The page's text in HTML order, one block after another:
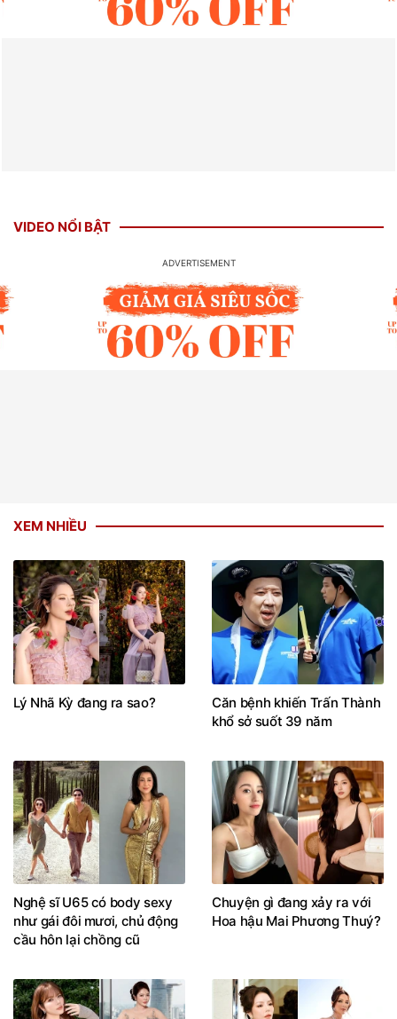
VIDEO NỔI BẬT
XEM NHIỀU
Lý Nhã Kỳ đang ra sao?
Căn bệnh khiến Trấn Thành
khổ sở suốt 39 năm
Nghệ sĩ U65 có body sexy
như gái đôi mươi, chủ động
cầu hôn lại chồng cũ
Chuyện gì đang xảy ra với
Hoa hậu Mai Phương Thuý?